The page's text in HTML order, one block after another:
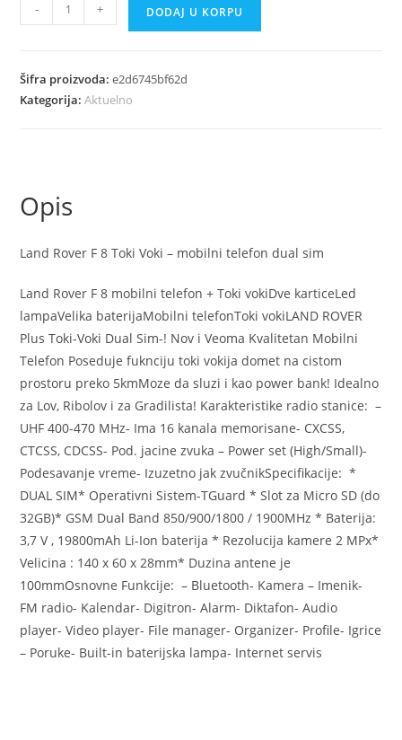
Rover
8
Toki
sim
- + DODAJ U KORPU
Šifra proizvoda:e2d6745bf62d
Kategorija:Aktuelno
Opis
Land Rover F 8 Toki Voki – mobilni telefon dual sim
Land Rover F 8 mobilni telefon + Toki vokiDve karticeLed
lampaVelika baterijaMobilni telefonToki vokiLAND ROVER
Plus Toki-Voki Dual Sim-! Nov i Veoma Kvalitetan Mobilni
Telefon Poseduje fuknciju toki vokija domet na cistom
prostoru preko 5kmMoze da sluzi i kao power bank! Idealno
za Lov, Ribolov i za Gradilista! Karakteristike radio stanice: –
UHF 400-470 MHz- Ima 16 kanala memorisane- CXCSS,
CTCSS, CDCSS- Pod. jacine zvuka – Power set (High/Small)-
Podesavanje vreme- Izuzetno jak zvučnikSpecifikacije: *
DUAL SIM* Operativni Sistem-TGuard * Slot za Micro SD (do
32GB)* GSM Dual Band 850/900/1800 / 1900MHz * Baterija:
3,7 V , 19800mAh Li-Ion baterija * Rezolucija kamere 2 MPx*
Velicina : 140 x 60 x 28mm* Duzina antene je
100mmOsnovne Funkcije: – Bluetooth- Kamera – Imenik-
FM radio- Kalendar- Digitron- Alarm- Diktafon- Audio
player- Video player- File manager- Organizer- Profile- Igrice
– Poruke- Built-in baterijska lampa- Internet servis